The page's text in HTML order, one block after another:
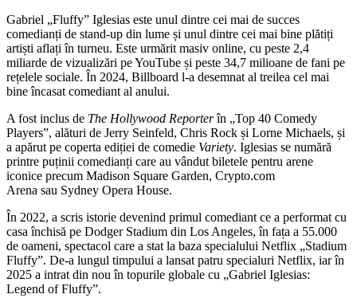
Gabriel „Fluffy” Iglesias este unul dintre cei mai de succes
comedianți de stand-up din lume și unul dintre cei mai bine plătiți
artiști aflați în turneu. Este urmărit masiv online, cu peste 2,4
miliarde de vizualizări pe YouTube și peste 34,7 milioane de fani pe
rețelele sociale. În 2024, Billboard l-a desemnat al treilea cel mai
bine încasat comediant al anului.
A fost inclus de The Hollywood Reporterîn „Top 40 Comedy
Players”, alături de Jerry Seinfeld, Chris Rock și Lorne Michaels, și
a apărut pe coperta ediției de comedie Variety. Iglesias se numără
printre puținii comedianți care au vândut biletele pentru arene
iconice precum Madison Square Garden, Crypto.com
Arena sau Sydney Opera House.
În 2022, a scris istorie devenind primul comediant ce a performat cu
casa închisă pe Dodger Stadium din Los Angeles, în fața a 55.000
de oameni, spectacol care a stat la baza specialului Netflix „Stadium
Fluffy”. De-a lungul timpului a lansat patru specialuri Netflix, iar în
2025 a intrat din nou în topurile globale cu „Gabriel Iglesias:
Legend of Fluffy”.